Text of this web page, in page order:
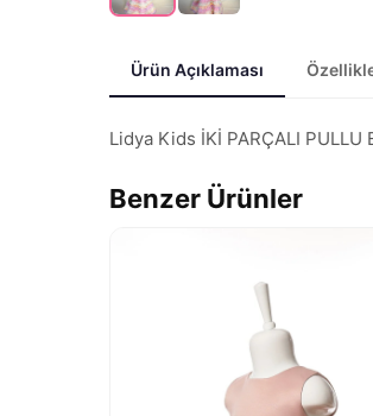
Ürün Açıklaması
Lidya Kids İKİ PARÇALI
Benzer Ürünler